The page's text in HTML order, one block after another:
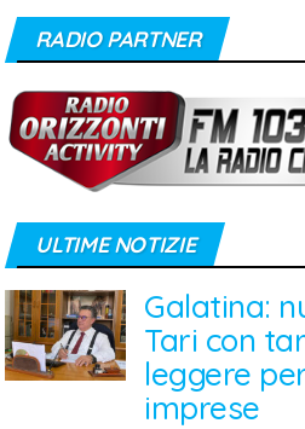
RADIO PARTNER
ULTIME NOTIZIE
Galatina:
Tari con
leggere
imprese